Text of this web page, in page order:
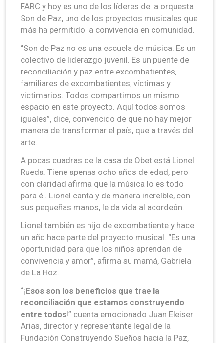
FARC y hoy es uno de los líderes de la orquesta
Son de Paz, uno de los proyectos musicales que
más ha permitido la convivencia en comunidad.
“Son de Paz no es una escuela de música. Es un
colectivo de liderazgo juvenil. Es un puente de
reconciliación y paz entre excombatientes,
familiares de excombatientes, víctimas y
victimarios. Todos compartimos un mismo
espacio en este proyecto. Aquí todos somos
iguales”, dice, convencido de que no hay mejor
manera de transformar el país, que a través del
arte.
A pocas cuadras de la casa de Obet está Lionel
Rueda. Tiene apenas ocho años de edad, pero
con claridad afirma que la música lo es todo
para él. Lionel canta y de manera increíble, con
sus pequeñas manos, le da vida al acordeón.
Lionel también es hijo de excombatiente y hace
un año hace parte del proyecto musical. “Es una
oportunidad para que los niños aprendan de
convivencia y amor”, afirma su mamá, Gabriela
de La Hoz.
“¡Esos son los beneficios que trae la
reconciliación que estamos construyendo
entre todos!” cuenta emocionado Juan Eleiser
Arias, director y representante legal de la
Fundación Construyendo Sueños hacia la Paz,